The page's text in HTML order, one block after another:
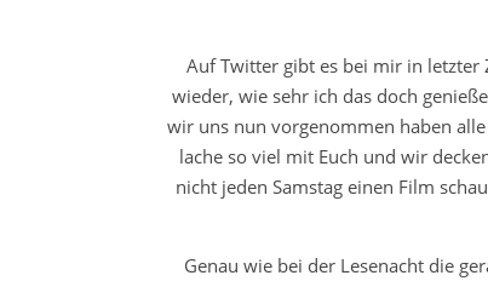
Auf Twitter gibt es bei mir in letzter
wieder, wie sehr ich das doch
wir uns nun vorgenommen haben
lache so viel mit Euch und wir
nicht jeden Samstag einen Film
Genau wie bei der Lesenacht die